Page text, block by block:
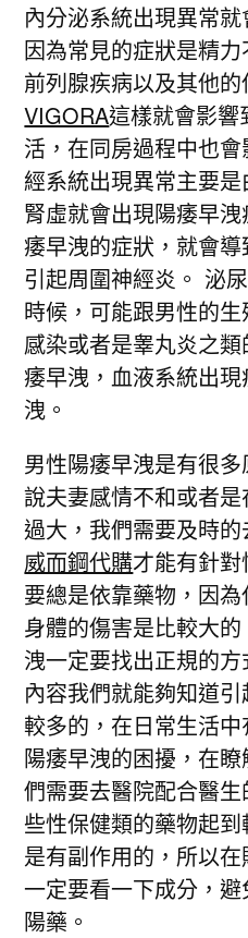
內分泌系統出現異常
因為常見的症狀是精
前列腺疾病以及其他的
VIGORA這樣就會影響
活，在同房過程中也
經系統出現異常主要
腎虛就會出現陽痿早
痿早洩的症狀，就會
引起周圍神經炎。 泌
時候，可能跟男性的
感染或者是睾丸炎之
痿早洩，血液系統出
洩。
男性陽痿早洩是有很
說夫妻感情不和或者
過大，我們需要及時
威而鋼代購才能有針
要總是依靠藥物，因
身體的傷害是比較大
洩一定要找出正規的
內容我們就能夠知道
較多的，在日常生活
陽痿早洩的困擾，在
們需要去醫院配合醫
些性保健類的藥物起
是有副作用的，所以
一定要看一下成分，
陽藥。